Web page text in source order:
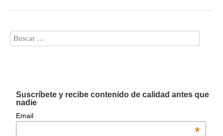
Suscríbete y recibe contenido de calidad antes que
nadie
Email
*